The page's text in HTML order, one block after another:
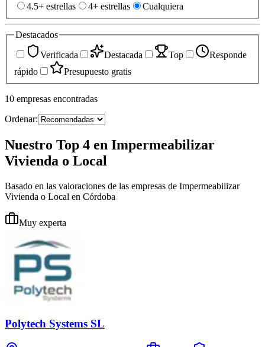
4.5+ estrellas
4+ estrellas Cualquiera
Destacados
Verificada
Destacada Top
Responde
rápido
Presupuesto gratis
10 empresas encontradas
Ordenar:
Nuestro Top 4 en Impermeabilizar
Vivienda o Local
Basado en las valoraciones de las empresas de Impermeabilizar
Vivienda o Local en Córdoba
Muy experta
Polytech Systems SL